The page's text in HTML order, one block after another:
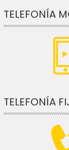
TELEFONÍA
TELEFONÍA